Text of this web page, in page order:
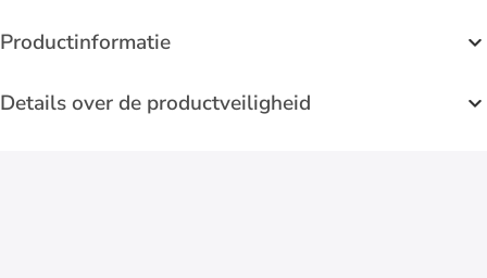
Productinformatie
Details over de productveiligheid